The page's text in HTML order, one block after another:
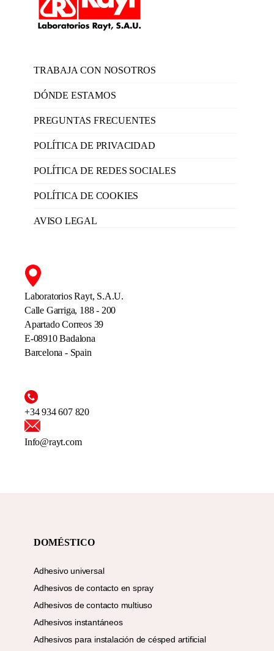
TRABAJA CON NOSOTROS
DÓNDE ESTAMOS
PREGUNTAS FRECUENTES
POLÍTICA DE PRIVACIDAD
POLÍTICA DE REDES SOCIALES
POLÍTICA DE COOKIES
AVISO LEGAL
Laboratorios Rayt, S.A.U.
Calle Garriga, 188 - 200
Apartado Correos 39
E-08910 Badalona
Barcelona - Spain
+34 934 607 820
Info@rayt.com
DOMÉSTICO
Adhesivo universal
Adhesivos de contacto en spray
Adhesivos de contacto multiuso
Adhesivos instantáneos
Adhesivos para instalación de césped artificial